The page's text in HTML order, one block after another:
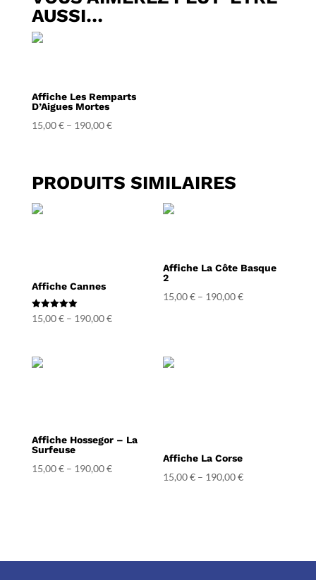
AUSSI…
Affiche Les Remparts
D’Aigues Mortes
15,00€– 190,00€
PRODUITS SIMILAIRES
Affiche Cannes
Note
5.00
15,00€– 190,00€
Affiche La Côte Basque
2
15,00€ – 190,00€
Affiche Hossegor – La
Surfeuse
15,00€– 190,00€
Affiche La Corse
15,00€ – 190,00€